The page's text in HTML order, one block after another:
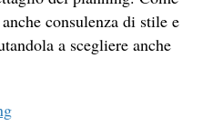
consulenza di stile e
a scegliere anche